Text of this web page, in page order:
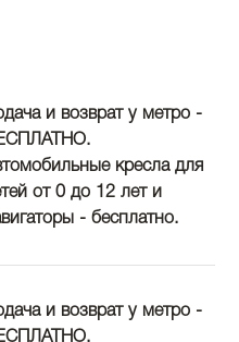
и возврат у метро -
кресла для
от 0 до 12 лет и
- бесплатно.
и возврат у метро -